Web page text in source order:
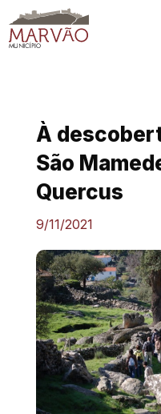
to
content
À
São
Quercus
9/11/2021